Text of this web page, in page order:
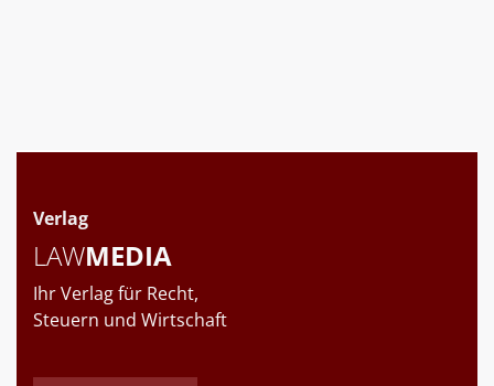
Verlag
LAWMEDIA
Ihr Verlag für Recht,
Steuern und Wirtschaft